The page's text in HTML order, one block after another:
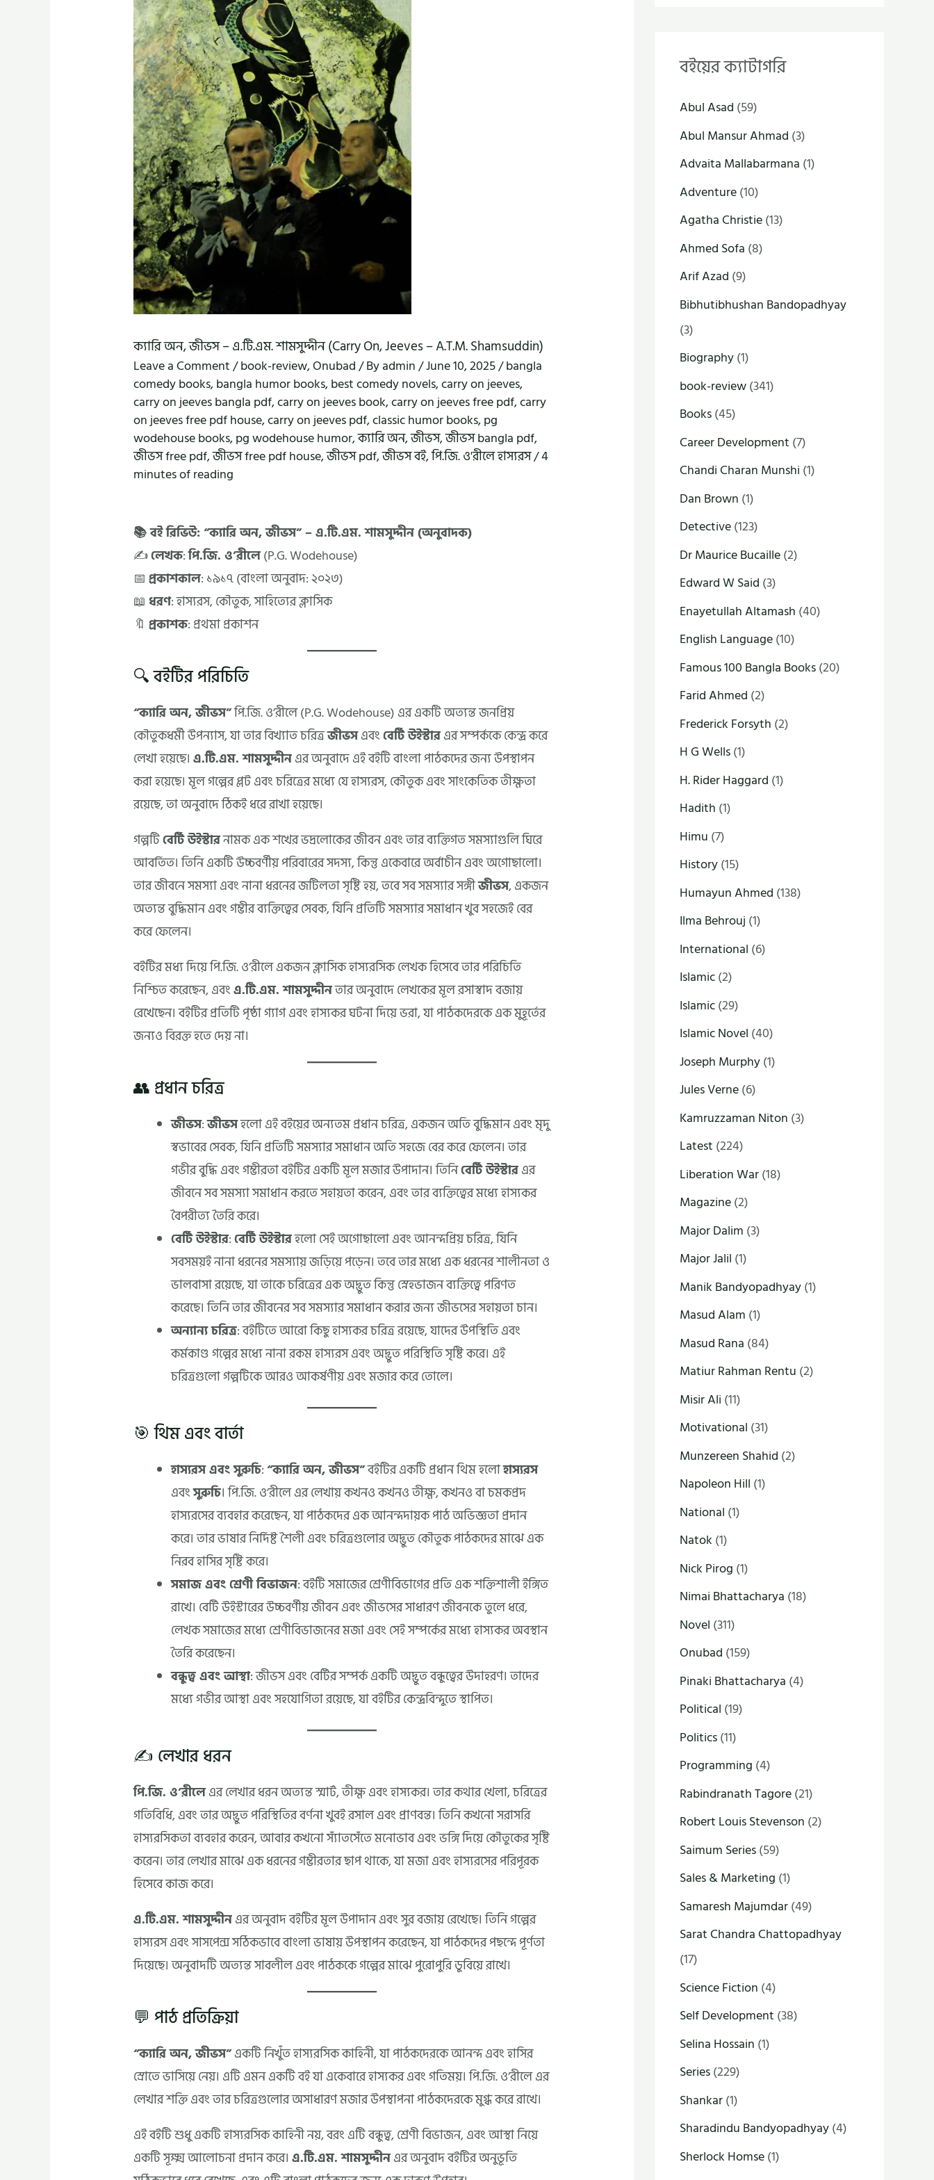
ক্যারি অন, জীভস – এ.টি.এম. শামসুদ্দীন (Carry On, Jeeves – A.T.M. Shamsuddin)
Leave a Comment/book-review,Onubad/ Byadmin/June 10, 2025/bangla
comedy books,bangla humor books,best comedy novels,carry on jeeves,
carry on jeeves bangla pdf,carry on jeeves book,carry on jeeves free pdf,carry
on jeeves free pdf house,carry on jeeves pdf,classic humor books,pg
wodehouse books,pg wodehouse humor,ক্যারি অন,জীভস,জীভস bangla pdf,
জীভস free pdf,জীভস free pdf house,জীভস pdf,জীভস বই,পি.জি. ও'রীলে হাস্যরস/4
minutes of reading
📚 বই রিভিউ: “ক্যারি অন, জীভস” – এ.টি.এম. শামসুদ্দীন (অনুবাদক)
✍️লেখক:পি.জি. ও’রীলে(P.G. Wodehouse)
📅প্রকাশকাল: ১৯১৭ (বাংলা অনুবাদ: ২০২৩)
📖ধরণ: হাস্যরস, কৌতুক, সাহিত্যের ক্লাসিক
🔖প্রকাশক: প্রথমা প্রকাশন
🔍 বইটির পরিচিতি
“ক্যারি অন, জীভস”পি.জি. ও’রীলে (P.G. Wodehouse) এর একটি অত্যন্ত জনপ্রিয়
কৌতুকধর্মী উপন্যাস, যা তার বিখ্যাত চরিত্রজীভসএবংবের্টি উইস্টারএর সম্পর্ককে কেন্দ্র করে
লেখা হয়েছে।এ.টি.এম. শামসুদ্দীনএর অনুবাদে এই বইটি বাংলা পাঠকদের জন্য উপস্থাপন
করা হয়েছে। মূল গল্পের প্লট এবং চরিত্রের মধ্যে যে হাস্যরস, কৌতুক এবং সাংকেতিক তীক্ষ্ণতা
রয়েছে, তা অনুবাদে ঠিকই ধরে রাখা হয়েছে।
গল্পটিবের্টি উইস্টারনামক এক শখের ভদ্রলোকের জীবন এবং তার ব্যক্তিগত সমস্যাগুলি ঘিরে
আবর্তিত। তিনি একটি উচ্চবর্ণীয় পরিবারের সদস্য, কিন্তু একেবারে অর্বাচীন এবং অগোছালো।
তার জীবনে সমস্যা এবং নানা ধরনের জটিলতা সৃষ্টি হয়, তবে সব সমস্যার সঙ্গীজীভস, একজন
অত্যন্ত বুদ্ধিমান এবং গম্ভীর ব্যক্তিত্বের সেবক, যিনি প্রতিটি সমস্যার সমাধান খুব সহজেই বের
করে ফেলেন।
বইটির মধ্য দিয়ে পি.জি. ও’রীলে একজন ক্লাসিক হাস্যরসিক লেখক হিসেবে তার পরিচিতি
নিশ্চিত করেছেন, এবংএ.টি.এম. শামসুদ্দীনতার অনুবাদে লেখকের মূল রসাস্বাদ বজায়
রেখেছেন। বইটির প্রতিটি পৃষ্ঠা গ্যাগ এবং হাস্যকর ঘটনা দিয়ে ভরা, যা পাঠকদেরকে এক মুহূর্তের
জন্যও বিরক্ত হতে দেয় না।
👥 প্রধান চরিত্র
জীভস:জীভসহলো এই বইয়ের অন্যতম প্রধান চরিত্র, একজন অতি বুদ্ধিমান এবং মৃদু
স্বভাবের সেবক, যিনি প্রতিটি সমস্যার সমাধান অতি সহজে বের করে ফেলেন। তার
গভীর বুদ্ধি এবং গম্ভীরতা বইটির একটি মূল মজার উপাদান। তিনিবের্টি উইস্টারএর
জীবনে সব সমস্যা সমাধান করতে সহায়তা করেন, এবং তার ব্যক্তিত্বের মধ্যে হাস্যকর
বৈপরীত্য তৈরি করে।
বের্টি উইস্টার:বের্টি উইস্টারহলো সেই অগোছালো এবং আনন্দপ্রিয় চরিত্র, যিনি
সবসময়ই নানা ধরনের সমস্যায় জড়িয়ে পড়েন। তবে তার মধ্যে এক ধরনের শালীনতা ও
ভালবাসা রয়েছে, যা তাকে চরিত্রের এক অদ্ভুত কিন্তু স্নেহভাজন ব্যক্তিত্বে পরিণত
করেছে। তিনি তার জীবনের সব সমস্যার সমাধান করার জন্য জীভসের সহায়তা চান।
অন্যান্য চরিত্র: বইটিতে আরো কিছু হাস্যকর চরিত্র রয়েছে, যাদের উপস্থিতি এবং
কর্মকাণ্ড গল্পের মধ্যে নানা রকম হাস্যরস এবং অদ্ভুত পরিস্থিতি সৃষ্টি করে। এই
চরিত্রগুলো গল্পটিকে আরও আকর্ষণীয় এবং মজার করে তোলে।
🎯 থিম এবং বার্তা
হাস্যরস এবং সুরুচি:“ক্যারি অন, জীভস”বইটির একটি প্রধান থিম হলোহাস্যরস
এবংসুরুচি। পি.জি. ও’রীলে এর লেখায় কখনও কখনও তীক্ষ্ণ, কখনও বা চমকপ্রদ
হাস্যরসের ব্যবহার করেছেন, যা পাঠকদের এক আনন্দদায়ক পাঠ অভিজ্ঞতা প্রদান
করে। তার ভাষার নির্দিষ্ট শৈলী এবং চরিত্রগুলোর অদ্ভুত কৌতুক পাঠকদের মাঝে এক
নিরব হাসির সৃষ্টি করে।
সমাজ এবং শ্রেণী বিভাজন: বইটি সমাজের শ্রেণীবিভাগের প্রতি এক শক্তিশালী ইঙ্গিত
রাখে। বের্টি উইস্টারের উচ্চবর্ণীয় জীবন এবং জীভসের সাধারণ জীবনকে তুলে ধরে,
লেখক সমাজের মধ্যে শ্রেণীবিভাজনের মজা এবং সেই সম্পর্কের মধ্যে হাস্যকর অবস্থান
তৈরি করেছেন।
বন্ধুত্ব এবং আস্থা: জীভস এবং বের্টির সম্পর্ক একটি অদ্ভুত বন্ধুত্বের উদাহরণ। তাদের
মধ্যে গভীর আস্থা এবং সহযোগিতা রয়েছে, যা বইটির কেন্দ্রবিন্দুতে স্থাপিত।
✍️ লেখার ধরন
পি.জি. ও’রীলেএর লেখার ধরন অত্যন্ত স্মার্ট, তীক্ষ্ণ এবং হাস্যকর। তার কথার খেলা, চরিত্রের
গতিবিধি, এবং তার অদ্ভুত পরিস্থিতির বর্ণনা খুবই রসাল এবং প্রাণবন্ত। তিনি কখনো সরাসরি
হাস্যরসিকতা ব্যবহার করেন, আবার কখনো স্যাঁতসেঁতে মনোভাব এবং ভঙ্গি দিয়ে কৌতুকের সৃষ্টি
করেন। তার লেখার মাঝে এক ধরনের গম্ভীরতার ছাপ থাকে, যা মজা এবং হাস্যরসের পরিপূরক
হিসেবে কাজ করে।
এ.টি.এম. শামসুদ্দীনএর অনুবাদ বইটির মূল উপাদান এবং সুর বজায় রেখেছে। তিনি গল্পের
হাস্যরস এবং সাসপেন্স সঠিকভাবে বাংলা ভাষায় উপস্থাপন করেছেন, যা পাঠকদের পছন্দে পূর্ণতা
দিয়েছে। অনুবাদটি অত্যন্ত সাবলীল এবং পাঠককে গল্পের মাঝে পুরোপুরি ডুবিয়ে রাখে।
💬 পাঠ প্রতিক্রিয়া
“ক্যারি অন, জীভস”একটি নিখুঁত হাস্যরসিক কাহিনী, যা পাঠকদেরকে আনন্দ এবং হাসির
স্রোতে ভাসিয়ে নেয়। এটি এমন একটি বই যা একেবারে হাস্যকর এবং গতিময়। পি.জি. ও’রীলে এর
লেখার শক্তি এবং তার চরিত্রগুলোর অসাধারণ মজার উপস্থাপনা পাঠকদেরকে মুগ্ধ করে রাখে।
এই বইটি শুধু একটি হাস্যরসিক কাহিনী নয়, বরং এটি বন্ধুত্ব, শ্রেণী বিভাজন, এবং আস্থা নিয়ে
একটি সূক্ষ্ম আলোচনা প্রদান করে।এ.টি.এম. শামসুদ্দীনএর অনুবাদ বইটির অনুভূতি
বইয়ের ক্যাটাগরি
Abul Asad (59)
Abul Mansur Ahmad (3)
Advaita Mallabarmana (1)
Adventure(10)
Agatha Christie(13)
Ahmed Sofa (8)
Arif Azad (9)
Bibhutibhushan Bandopadhyay
(3)
Biography(1)
book-review(341)
Books(45)
Career Development (7)
Chandi Charan Munshi (1)
Dan Brown (1)
Detective(123)
Dr Maurice Bucaille(2)
Edward W Said (3)
Enayetullah Altamash (40)
English Language(10)
Famous 100 Bangla Books(20)
Farid Ahmed (2)
Frederick Forsyth (2)
H G Wells(1)
H. Rider Haggard (1)
Hadith (1)
Himu (7)
History(15)
Humayun Ahmed (138)
Ilma Behrouj (1)
International (6)
Islamic(2)
Islamic(29)
Islamic Novel (40)
Joseph Murphy(1)
Jules Verne(6)
Kamruzzaman Niton (3)
Latest (224)
Liberation War(18)
Magazine(2)
Major Dalim (3)
Major Jalil (1)
Manik Bandyopadhyay(1)
Masud Alam (1)
Masud Rana (84)
Matiur Rahman Rentu (2)
Misir Ali (11)
Motivational (31)
Munzereen Shahid (2)
Napoleon Hill (1)
National (1)
Natok (1)
Nick Pirog (1)
Nimai Bhattacharya (18)
Novel (311)
Onubad (159)
Pinaki Bhattacharya (4)
Political (19)
Politics(11)
Programming (4)
Rabindranath Tagore(21)
Robert Louis Stevenson (2)
Saimum Series(59)
Sales & Marketing (1)
Samaresh Majumdar(49)
Sarat Chandra Chattopadhyay
(17)
Science Fiction (4)
Self Development (38)
Selina Hossain (1)
Series(229)
Shankar(1)
Sharadindu Bandyopadhyay(4)
Sherlock Homse(1)